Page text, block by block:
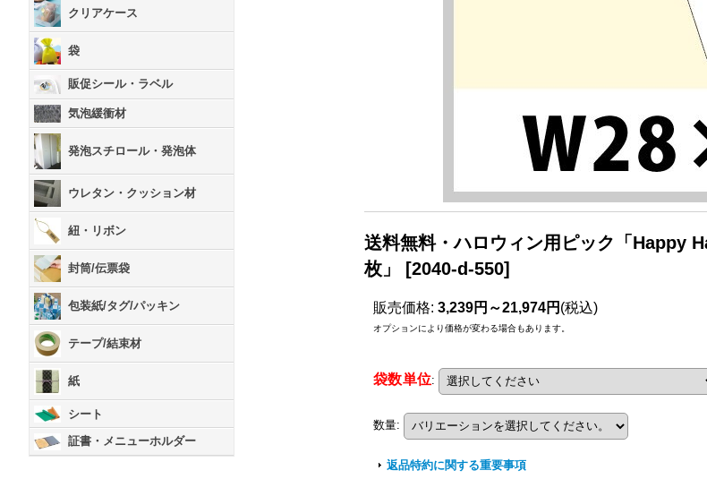
クリアケース
袋
販促シール・ラベル
気泡緩衝材
発泡スチロール・発泡体
ウレタン・クッション材
紐・リボン
封筒/伝票袋
包装紙/タグ/パッキン
テープ/結束材
紙
シート
証書・メニューホルダー
送料無料・ハロウィン用ピック「Happy
枚」
[2040-d-550]
販売価格: 3,239円～21,974円 (税込)
オプションにより価格が変わる場合もあります。
袋数単位:
数量:
返品特約に関する重要事項